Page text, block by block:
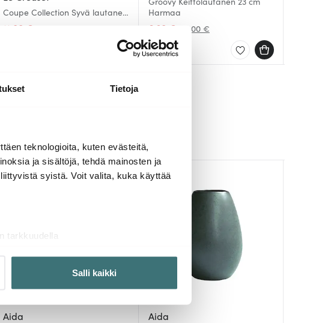
Tietoja
teknologioita, kuten evästeitä,
ja sisältöjä, tehdä mainosten ja
syistä. Voit valita, kuka käyttää
tarkkuudella
Salli kaikki
Coupe Collection Syvä lautanen
16 cm Shell Pink
11.80 €
Harmaa
6.30 € 10.00 €
Saatavilla
Aida
- 42%
Aida